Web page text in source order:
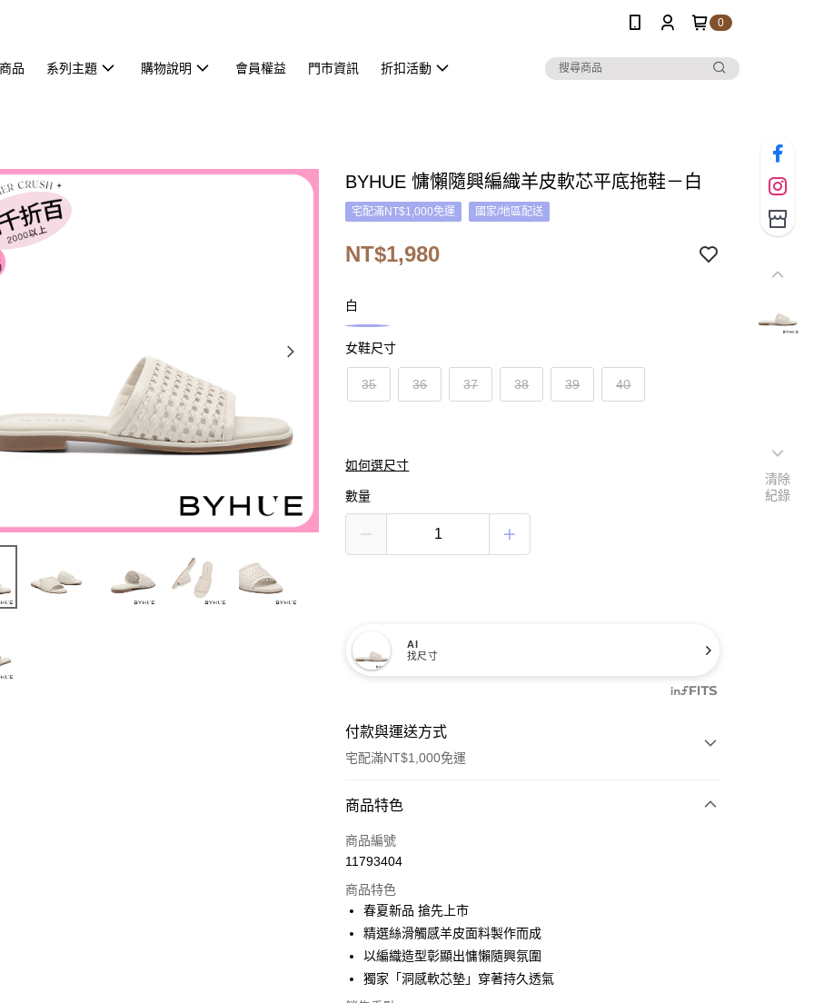
0
品 系列主題 購物說明 會員權益 門市資訊 折扣活動
BYHUE 慵懶隨興編織羊皮軟芯平底拖鞋－白
宅配滿NT$1,000免運 國家/地區配送
NT$1,980
白
女鞋尺寸
35 36 37 38 39 40
如何選尺寸
數量
AI
找尺寸
付款與運送方式
宅配滿NT$1,000免運
付款方式
信用卡一次付款
3 期 0 利率 每期
合作金庫商業銀行
華南商業銀行
國泰世華商業銀行
兆豐國際商業銀行
6 期 0 利率 每期NT$330
合作金庫商業銀行
華南商業銀行
彰化商業銀行
12 期 0 利率 每期NT$165
合作金庫商業銀行
第一商業銀行
LINE Pay
商品特色
商品編號
11793404
商品特色
春夏新品 搶先上市
精選絲滑觸感羊皮面料製作而成
以編織造型彰顯出慵懶隨興氛圍
獨家「洞感軟芯墊」穿著持久透氣
清除
紀錄